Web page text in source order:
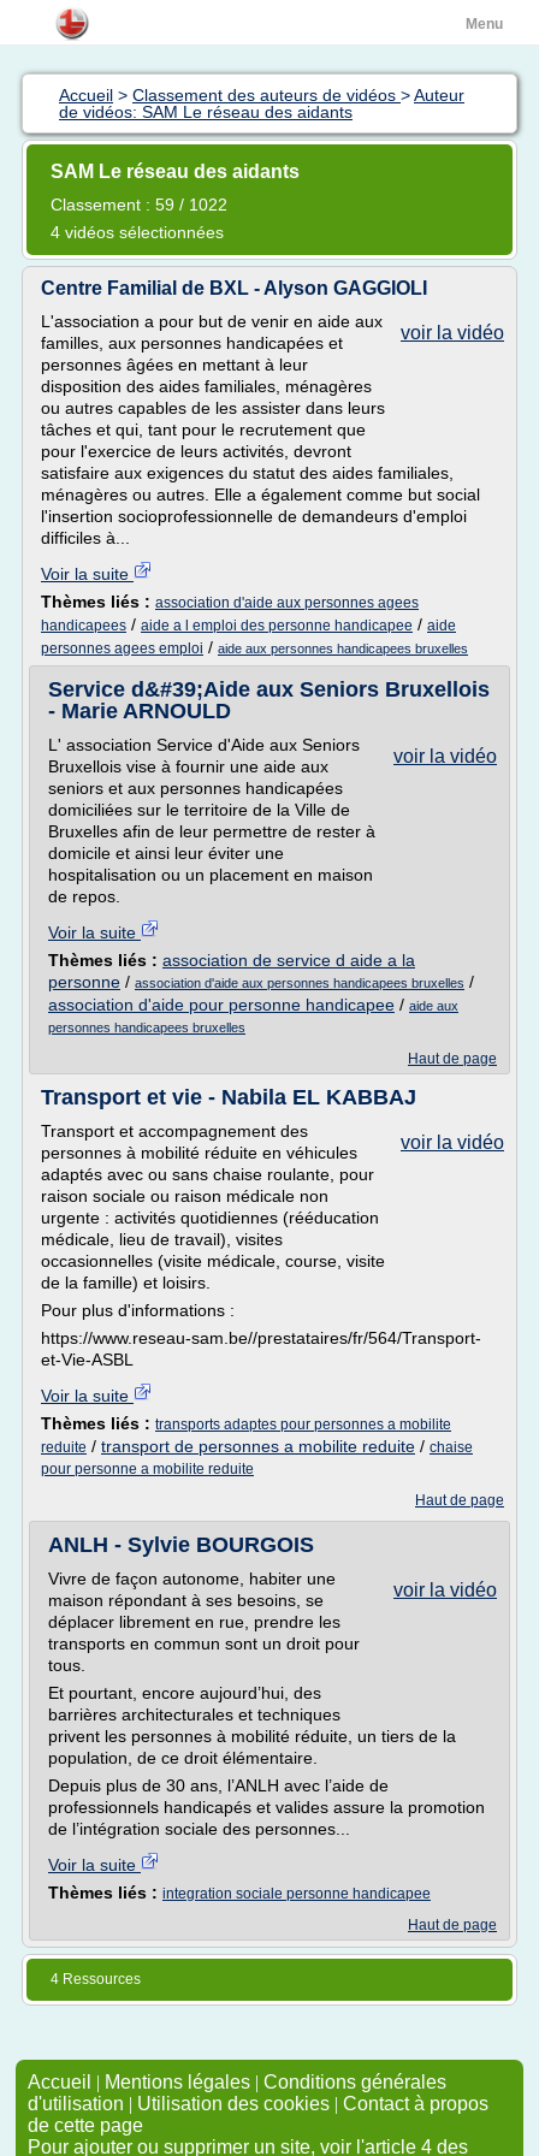
Menu
Accueil > Classement des auteurs de vidéos >Auteur
de vidéos: SAM Le réseau des aidants
SAM Le réseau des aidants
Classement : 59 / 1022
4 vidéos sélectionnées
Centre Familial de BXL - Alyson GAGGIOLI
voir la vidéo
L'association a pour but de venir en aide aux
familles, aux personnes handicapées et
personnes âgées en mettant à leur
disposition des aides familiales, ménagères
ou autres capables de les assister dans leurs
tâches et qui, tant pour le recrutement que
pour l'exercice de leurs activités, devront
satisfaire aux exigences du statut des aides familiales,
ménagères ou autres. Elle a également comme but social
l'insertion socioprofessionnelle de demandeurs d'emploi
difficiles à...
Voir la suite
Thèmes liés : association d'aide aux personnes agees
handicapees / aide a l emploi des personne handicapee / aide
personnes agees emploi / aide aux personnes handicapees bruxelles
Service d&#39;Aide aux Seniors Bruxellois
- Marie ARNOULD
voir la vidéo
L' association Service d'Aide aux Seniors
Bruxellois vise à fournir une aide aux
seniors et aux personnes handicapées
domiciliées sur le territoire de la Ville de
Bruxelles afin de leur permettre de rester à
domicile et ainsi leur éviter une
hospitalisation ou un placement en maison
de repos.
Voir la suite
Thèmes liés : association de service d aide a la
personne / association d'aide aux personnes handicapees bruxelles /
association d'aide pour personne handicapee / aide aux
personnes handicapees bruxelles
Haut de page
Transport et vie - Nabila EL KABBAJ
voir la vidéo
Transport et accompagnement des
personnes à mobilité réduite en véhicules
adaptés avec ou sans chaise roulante, pour
raison sociale ou raison médicale non
urgente : activités quotidiennes (rééducation
médicale, lieu de travail), visites
occasionnelles (visite médicale, course, visite
de la famille) et loisirs.
Pour plus d'informations :
https://www.reseau-sam.be//prestataires/fr/564/Transport-
et-Vie-ASBL
Voir la suite
Thèmes liés : transports adaptes pour personnes a mobilite
reduite / transport de personnes a mobilite reduite / chaise
pour personne a mobilite reduite
Haut de page
ANLH - Sylvie BOURGOIS
voir la vidéo
Vivre de façon autonome, habiter une
maison répondant à ses besoins, se
déplacer librement en rue, prendre les
transports en commun sont un droit pour
tous.
Et pourtant, encore aujourd’hui, des
barrières architecturales et techniques
privent les personnes à mobilité réduite, un tiers de la
population, de ce droit élémentaire.
Depuis plus de 30 ans, l’ANLH avec l’aide de
professionnels handicapés et valides assure la promotion
de l’intégration sociale des personnes...
Voir la suite
Thèmes liés : integration sociale personne handicapee
Haut de page
4 Ressources
Accueil | Mentions légales | Conditions générales
d'utilisation | Utilisation des cookies | Contact à propos
de cette page
Pour ajouter ou supprimer un site, voir l'article 4 des